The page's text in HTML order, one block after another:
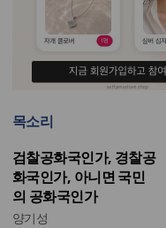
목소리
검찰공화국인가, 경찰공
화국인가, 아니면 국민
의 공화국인가
양기성